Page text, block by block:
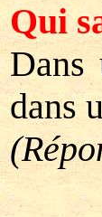
Qui
dans